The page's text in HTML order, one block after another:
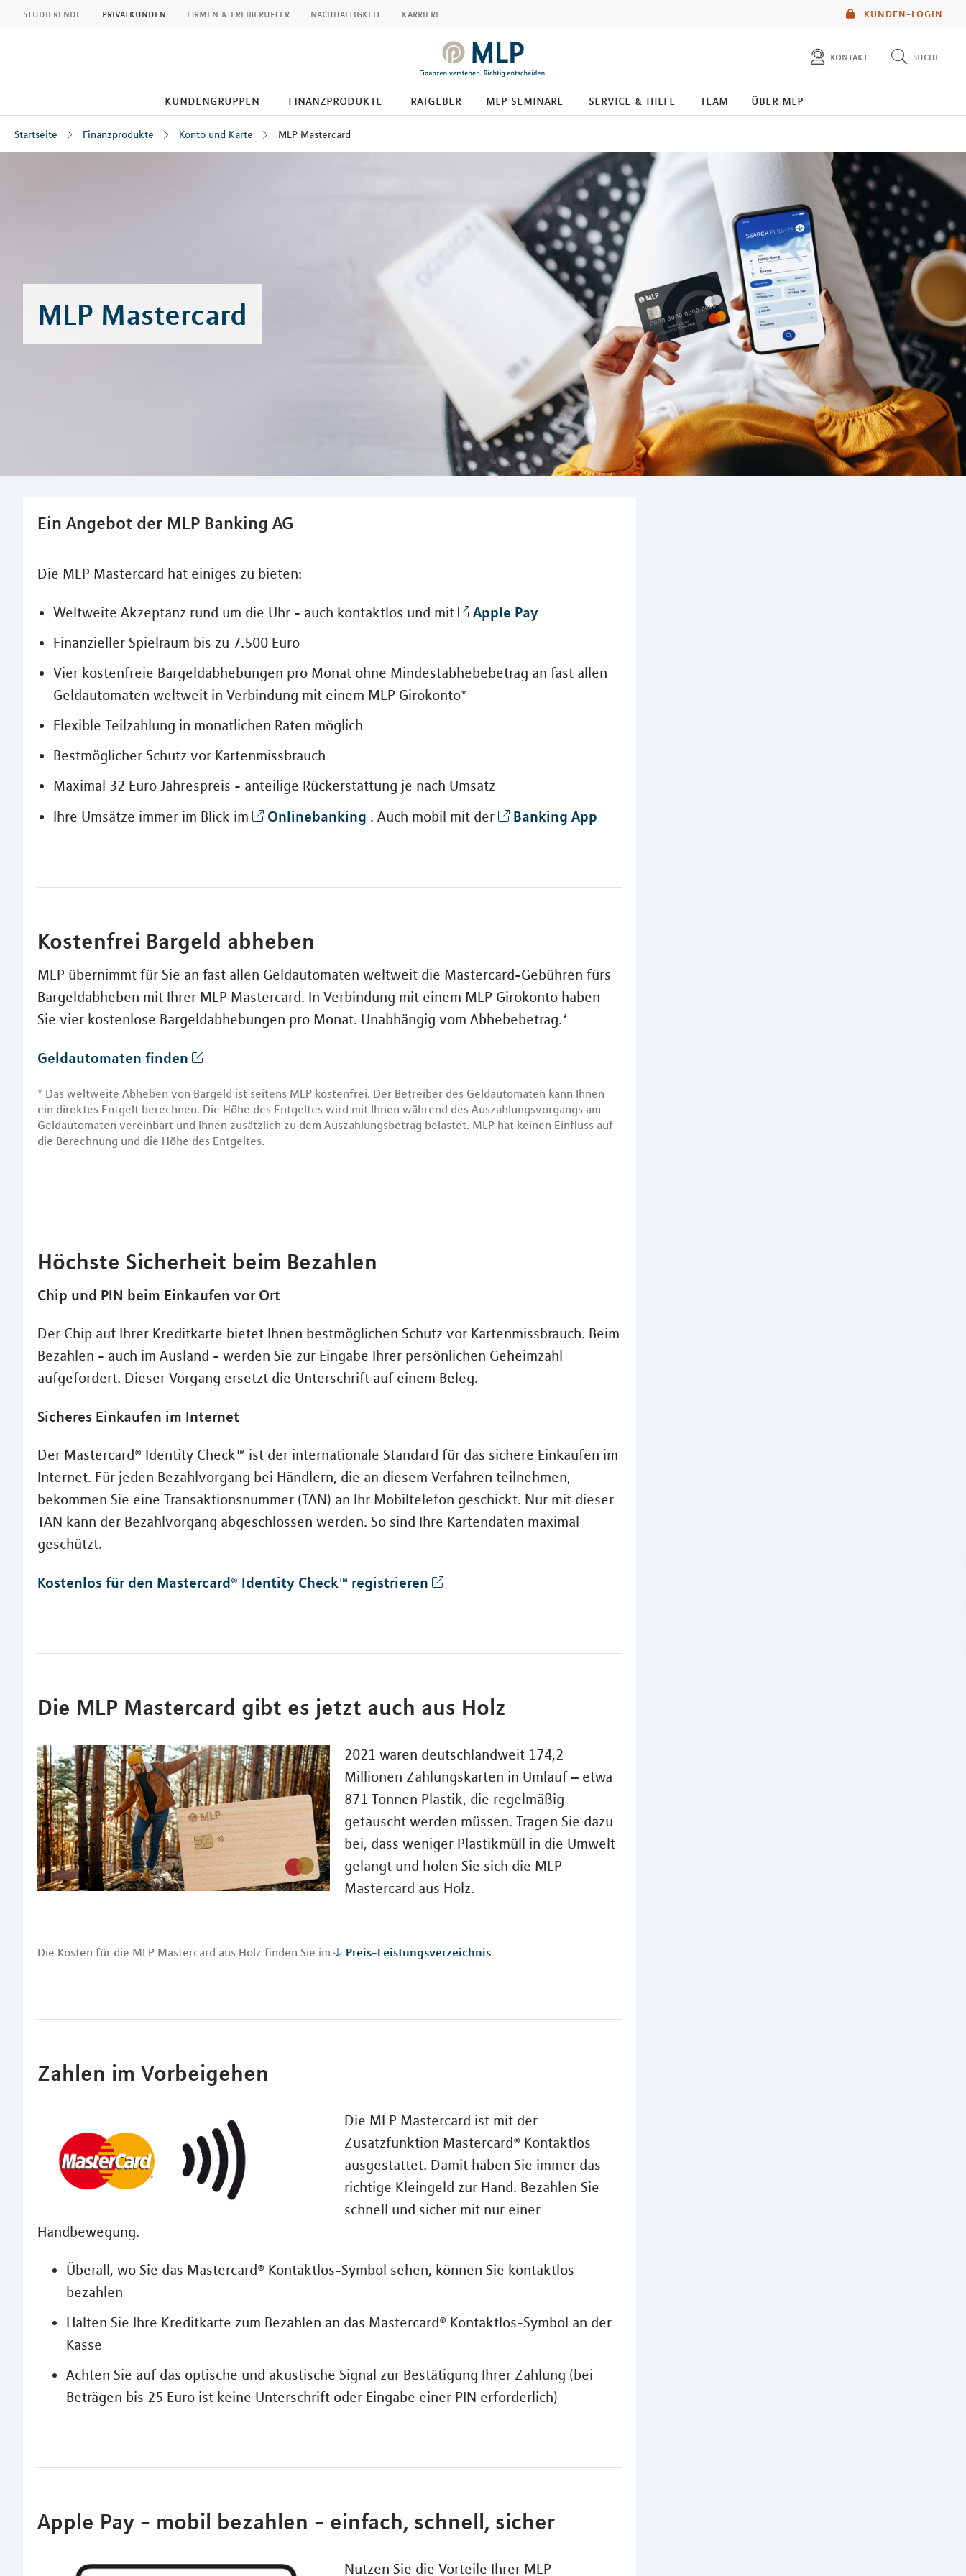
KUNDEN-LOGIN
studierende privatkunden firmen & freiberufler nachhaltigkeit karriere
kontakt suche
diese website durchsuchen
kundengruppen finanzprodukte ratgeber mlp seminare service & hilfe team über mlp
Startseite Finanzprodukte Konto und Karte MLP Mastercard
MLP Mastercard
Ein Angebot der MLP Banking AG
Die MLP Mastercard hat einiges zu bieten:
Weltweite Akzeptanz rund um die Uhr - auch kontaktlos und mit Apple Pay
Finanzieller Spielraum bis zu 7.500 Euro
Vier kostenfreie Bargeldabhebungen pro Monat ohne Mindestabhebebetrag an fast allen
Geldautomaten weltweit in Verbindung mit einem MLP Girokonto*
Flexible Teilzahlung in monatlichen Raten möglich
Bestmöglicher Schutz vor Kartenmissbrauch
Maximal 32 Euro Jahrespreis - anteilige Rückerstattung je nach Umsatz
Ihre Umsätze immer im Blick im
Onlinebanking . Auch mobil mit der Banking App
Kostenfrei Bargeld abheben
MLP übernimmt für Sie an fast allen Geldautomaten weltweit die Mastercard-Gebühren fürs
Bargeldabheben mit Ihrer MLP Mastercard. In Verbindung mit einem MLP Girokonto haben
Sie vier kostenlose Bargeldabhebungen pro Monat. Unabhängig vom Abhebebetrag.*
Geldautomaten finden
* Das weltweite Abheben von Bargeld ist seitens MLP kostenfrei. Der Betreiber des Geldautomaten kann Ihnen
ein direktes Entgelt berechnen. Die Höhe des Entgeltes wird mit Ihnen während des Auszahlungsvorgangs am
Geldautomaten vereinbart und Ihnen zusätzlich zu dem Auszahlungsbetrag belastet. MLP hat keinen Einfluss auf
die Berechnung und die Höhe des Entgeltes.
Höchste Sicherheit beim Bezahlen
Chip und PIN beim Einkaufen vor Ort
Der Chip auf Ihrer Kreditkarte bietet Ihnen bestmöglichen Schutz vor Kartenmissbrauch. Beim
Bezahlen - auch im Ausland - werden Sie zur Eingabe Ihrer persönlichen Geheimzahl
aufgefordert. Dieser Vorgang ersetzt die Unterschrift auf einem Beleg.
Sicheres Einkaufen im Internet
Der Mastercard® Identity Check™ ist der internationale Standard für das sichere Einkaufen im
Internet. Für jeden Bezahlvorgang bei Händlern, die an diesem Verfahren teilnehmen,
bekommen Sie eine Transaktionsnummer (TAN) an Ihr Mobiltelefon geschickt. Nur mit dieser
TAN kann der Bezahlvorgang abgeschlossen werden. So sind Ihre Kartendaten maximal
geschützt.
Kostenlos für den Mastercard® Identity Check™ registrieren
Die MLP Mastercard gibt es jetzt auch aus Holz
2021 waren deutschlandweit 174,2
Millionen Zahlungskarten in Umlauf – etwa
871 Tonnen Plastik, die regelmäßig
getauscht werden müssen. Tragen Sie dazu
bei, dass weniger Plastikmüll in die Umwelt
gelangt und holen Sie sich die MLP
Mastercard aus Holz.
Die Kosten für die MLP Mastercard aus Holz finden Sie im Preis-Leistungsverzeichnis
Zahlen im Vorbeigehen
Die MLP Mastercard ist mit der
Zusatzfunktion Mastercard® Kontaktlos
ausgestattet. Damit haben Sie immer das
richtige Kleingeld zur Hand. Bezahlen Sie
schnell und sicher mit nur einer
Handbewegung.
Überall, wo Sie das Mastercard® Kontaktlos-Symbol sehen, können Sie kontaktlos
bezahlen
Halten Sie Ihre Kreditkarte zum Bezahlen an das Mastercard® Kontaktlos-Symbol an der
Kasse
Achten Sie auf das optische und akustische Signal zur Bestätigung Ihrer Zahlung (bei
Beträgen bis 25 Euro ist keine Unterschrift oder Eingabe einer PIN erforderlich)
Apple Pay - mobil bezahlen - einfach, schnell, sicher
Nutzen Sie die Vorteile Ihrer MLP